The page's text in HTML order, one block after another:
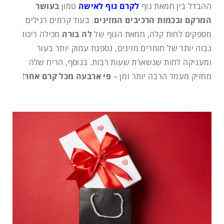
ההבדל בין חמאת גוף לקרם גוף לאישה טמון בעושר
המרקם ובכמות הרכיבים המזינים. בעוד קרמים רגילים
מספקים לחות קלה, חמאת הגוף שללה בורה מכילה ריכוז
גבוה יותר של חומרים מזינים, נספגת עמוק יותר בעור
ומעניקה לחות שנשארת שעות רבות. בנוסף, הריח שלה
מחזיק מעמד הרבה יותר זמן – פי ארבעה מכל קרם אחר!